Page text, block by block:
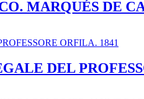
MARQUÉS DE
DEL